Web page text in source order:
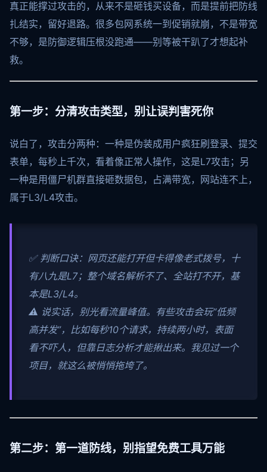
真正能撑过攻击的，从来不是砸钱买设备，而是提前把防线
扎结实，留好退路。很多包网系统一到促销就崩，不是带宽
不够，是防御逻辑压根没跑通——别等被干趴了才想起补
救。
第一步：分清攻击类型，别让误判害死你
说白了，攻击分两种：一种是伪装成用户疯狂刷登录、提交
表单，每秒上千次，看着像正常人操作，这是L7攻击；另
一种是用僵尸机群直接砸数据包，占满带宽，网站连不上，
属于L3/L4攻击。
✅ 判断口诀：网页还能打开但卡得像老式拨号，十
有八九是L7；整个域名解析不了、全站打不开，基
本是L3/L4。
⚠️ 说实话，别光看流量峰值。有些攻击会玩“低频
高并发”，比如每秒10个请求，持续两小时，表面
看不吓人，但靠日志分析才能揪出来。我见过一个
项目，就这么被悄悄拖垮了。
第二步：第一道防线，别指望免费工具万能